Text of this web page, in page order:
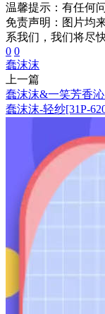
温馨提示： 有任何
免责声明：图片均
系我们，我们将尽
0 0
蠢沫沫
上一篇
蠢沫沫&一笑芳香
蠢沫沫-轻纱[31P-